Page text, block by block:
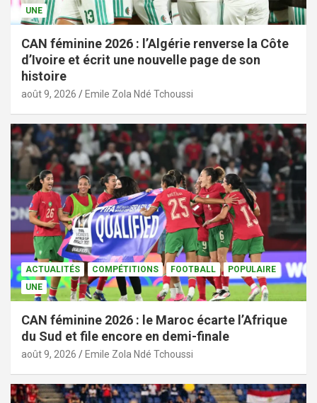
UNE
CAN féminine 2026 : l’Algérie renverse la Côte
d’Ivoire et écrit une nouvelle page de son
histoire
août 9, 2026 Emile Zola Ndé Tchoussi
ACTUALITÉS COMPÉTITIONS FOOTBALL
POPULAIRE
UNE
CAN féminine 2026 : le Maroc écarte l’Afrique
du Sud et file encore en demi-finale
août 9, 2026 Emile Zola Ndé Tchoussi